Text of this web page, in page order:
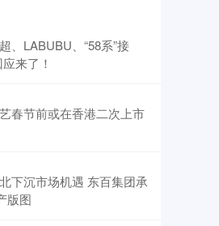
、LABUBU、“58系”接
来了！
春节前或在香港二次上市
下沉市场机遇 东百集团承
版图